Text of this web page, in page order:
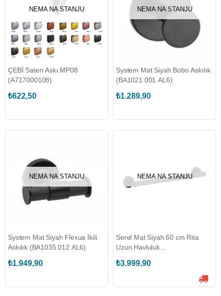
NEMA NA STANJU
ÇEBİ Saten Askı MP08
(A717000108)
₺622,50
NEMA NA STANJU
System Mat Siyah Bobo Askılık
(BA1021 001 AL6)
₺1.289,90
NEMA NA STANJU
System Mat Siyah Flexua İkili
Askılık (BA1035 012 AL6)
₺1.949,90
NEMA NA STANJU
Serel Mat Siyah 60 cm Rita
Uzun Havluluk
₺3.999,90